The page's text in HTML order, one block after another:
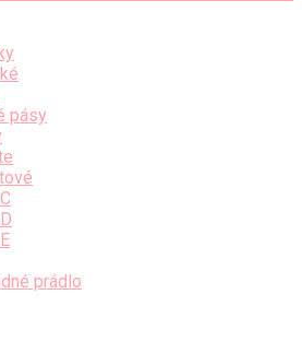
pásy
prádlo